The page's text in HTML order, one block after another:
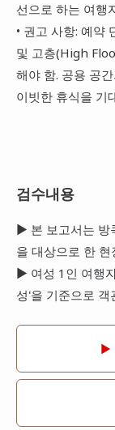
선으로 하는 여행
• 권고 사항: 예약
및 고층(High
해야 함. 공용 공
이빗한 휴식을 기
검수내용
▶ 본 보고서는 방
을 대상으로 한
▶ 여성 1인 여행
성'을 기준으로 객
▶